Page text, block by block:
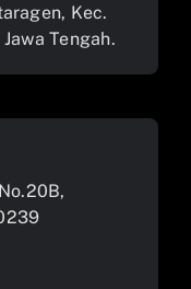
Kec.
Tengah.